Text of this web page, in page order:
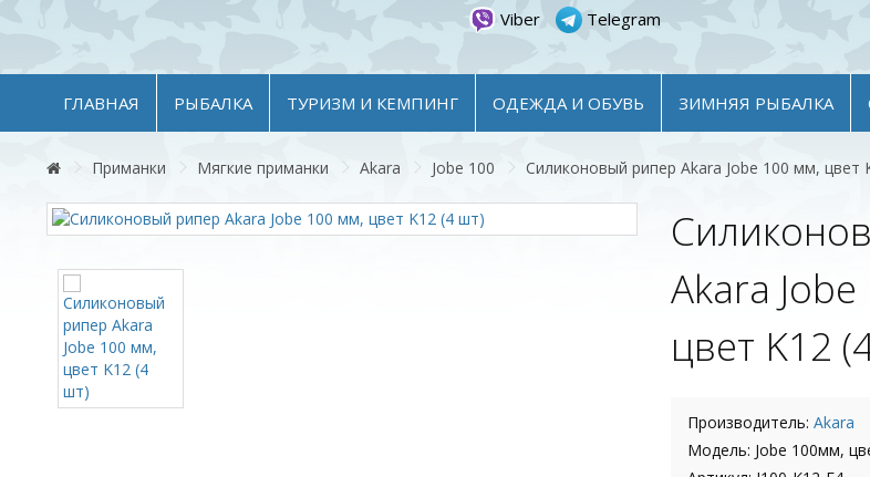
Viber Telegram
ГЛАВНАЯ РЫБАЛКА ТУРИЗМ И КЕМПИНГ ОДЕЖДА И ОБУВЬ ЗИМНЯЯ РЫБАЛКА
Приманки Мягкие приманки Akara Jobe 100 Силиконовый рипер Akara Jobe 100 мм, цвет
Akara
цвет K12
Производитель:Akara
Модель: Jobe 100мм,